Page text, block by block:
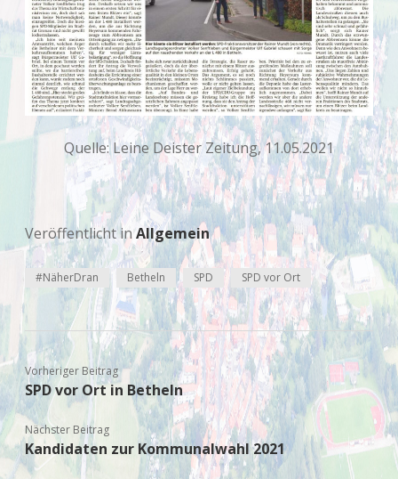
Quelle: Leine Deister Zeitung, 11.05.2021
Veröffentlicht inAllgemein
#NäherDran Betheln SPD SPD vor Ort
Vorheriger Beitrag
SPD vor Ort in Betheln
Nächster Beitrag
Kandidaten zur Kommunalwahl 2021